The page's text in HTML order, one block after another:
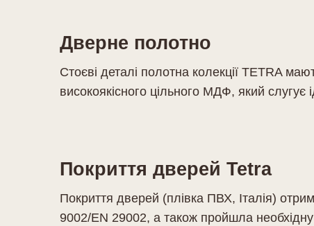
Дверне полотно
Стоєві деталі полотна колекції TETRA
високоякісного цільного МДФ, який
Покриття дверей Tetra
Покриття дверей (плівка ПВХ, Італія)
9002/EN 29002, а також пройшла